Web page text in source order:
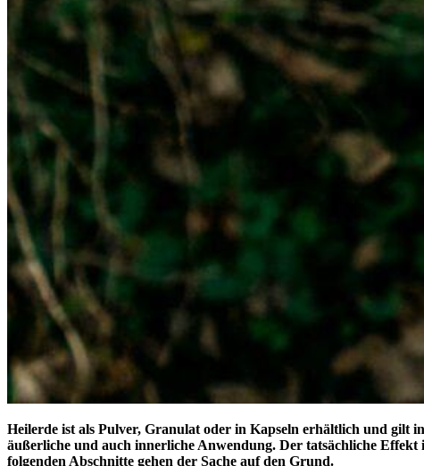
Heilerde ist als Pulver, Granulat oder in Kapseln erhältlich und gilt
äußerliche und auch innerliche Anwendung. Der tatsächliche
folgenden Abschnitte gehen der Sache auf den Grund.